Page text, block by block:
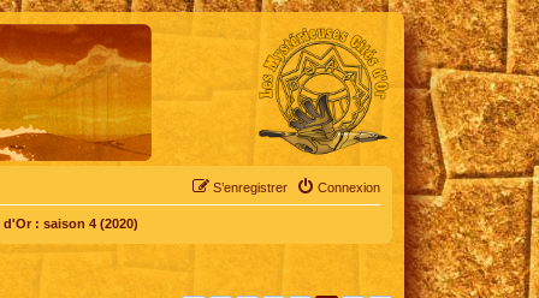
Connexion
S’enregistrer
: saison 4 (2020)